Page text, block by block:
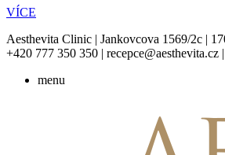
VÍCE
Aesthevita Clinic | Jankovcova 1569/2c |
+420 777 350 350 | recepce@aesthevita.cz
menu